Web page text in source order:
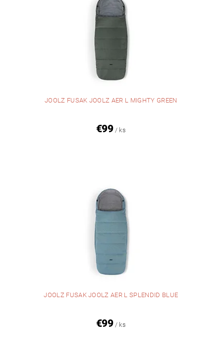
JOOLZ FUSAK JOOLZ AER L MIGHTY GREEN
€99 / ks
JOOLZ FUSAK JOOLZ AER L SPLENDID BLUE
€99 / ks